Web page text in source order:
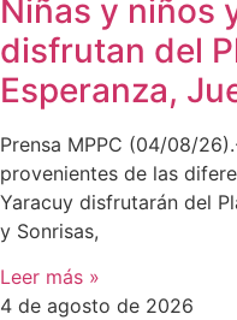
Niñas y niños
disfrutan del
Esperanza,
Prensa MPPC (04/08/
provenientes de las
Yaracuy disfrutarán del
y Sonrisas,
Leer más »
4 de agosto de 2026